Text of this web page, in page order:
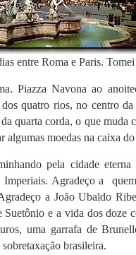
entre Roma e Paris.
Piazza Navona ao
quatro rios, no centro
quarta corda, o que muda
algumas moedas na caixa
pela cidade
Agradeço a
a João Ubaldo
Suetônio e a vida dos doze
uma garrafa de
sobretaxação brasileira.